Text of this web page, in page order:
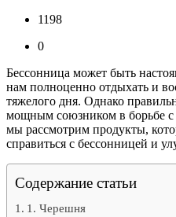
1198
0
Бессонница может быть
нам полноценно отдыхать и
тяжелого дня. Однако
мощным союзником в борьбе с
мы рассмотрим продукты,
справиться с бессонницей и
Содержание статьи
1. Черешня